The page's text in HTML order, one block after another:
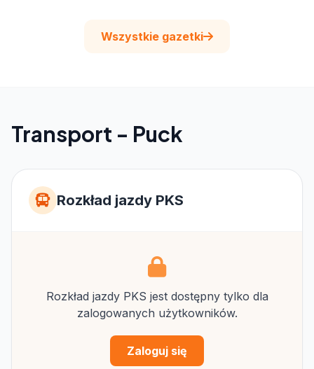
Wszystkie gazetki
Transport - Puck
Rozkład jazdy PKS
Rozkład jazdy PKS jest dostępny tylko dla
zalogowanych użytkowników.
Zaloguj się